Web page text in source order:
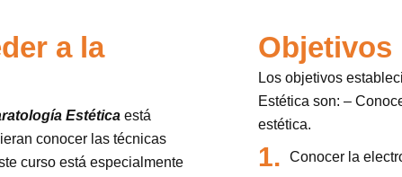
a la
Estética está
conocer las técnicas
curso está especialmente
Objetivos
Los objetivos
Estética son: –
estética.
1. Conocer la